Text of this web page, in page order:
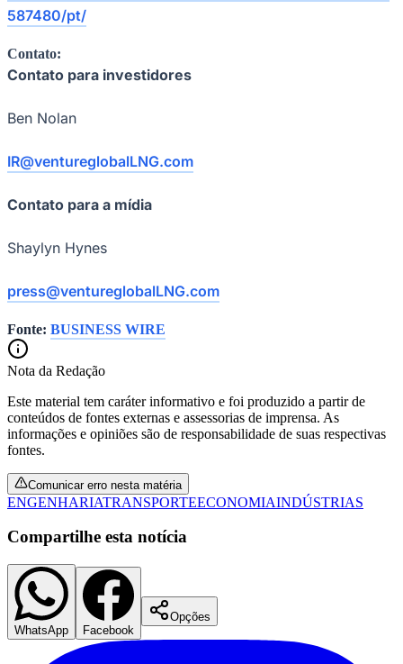
São Paulo
587480/pt/
Contato:
Contato para investidores
Ben Nolan
IR@ventureglobalLNG.com
Contato para a mídia
Shaylyn Hynes
press@ventureglobalLNG.com
Fonte: BUSINESS WIRE
Nota da Redação
Este material tem caráter informativo e foi produzido a partir de
conteúdos de fontes externas e assessorias de imprensa. As
informações e opiniões são de responsabilidade de suas respectivas
fontes.
Comunicar erro nesta matéria
ENGENHARIATRANSPORTEECONOMIAINDÚSTRIAS
Compartilhe esta notícia
WhatsApp Facebook
Opções